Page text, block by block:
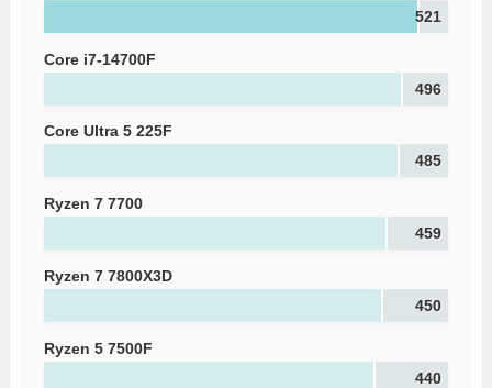
521
Core i7-14700F
496
Core Ultra 5 225F
485
Ryzen 7 7700
459
Ryzen 7 7800X3D
450
Ryzen 5 7500F
440